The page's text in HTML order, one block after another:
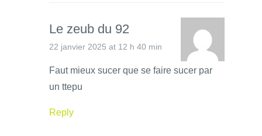
Le zeub du 92
22 janvier 2025 at 12 h 40 min
Faut mieux sucer que se faire sucer par
un ttepu
Reply